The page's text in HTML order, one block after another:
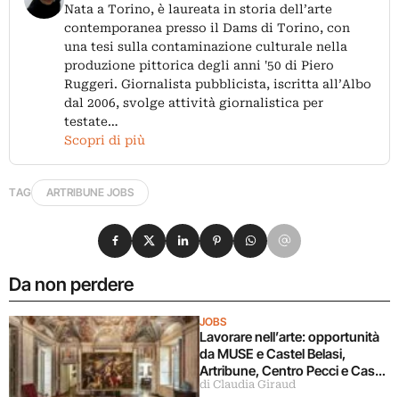
Nata a Torino, è laureata in storia dell’arte
contemporanea presso il Dams di Torino, con
una tesi sulla contaminazione culturale nella
produzione pittorica degli anni '50 di Piero
Ruggeri. Giornalista pubblicista, iscritta all’Albo
dal 2006, svolge attività giornalistica per
testate…
Scopri di più
TAG ARTRIBUNE JOBS
Da non perdere
JOBS
Lavorare nell’arte: opportunità
da MUSE e Castel Belasi,
Artribune, Centro Pecci e Casa
Masaccio, Comune di Genova
di Claudia Giraud
Condividi su Facebook
Condividi su X
Condividi su LinkedIn
Condividi su Pinterest
Condividi su WhatsApp
Condividi su Email